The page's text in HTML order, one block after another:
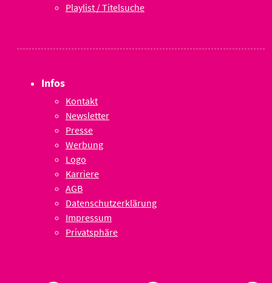
Playlist / Titelsuche
Infos
Kontakt
Newsletter
Presse
Werbung
Logo
Karriere
AGB
Datenschutzerklärung
Impressum
Privatsphäre